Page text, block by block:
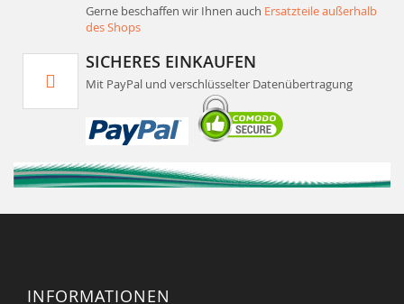
Gerne beschaffen wir Ihnen auch Ersatzteile außerhalb
des Shops
SICHERES EINKAUFEN
Mit PayPal und verschlüsselter Datenübertragung
INFORMATIONEN